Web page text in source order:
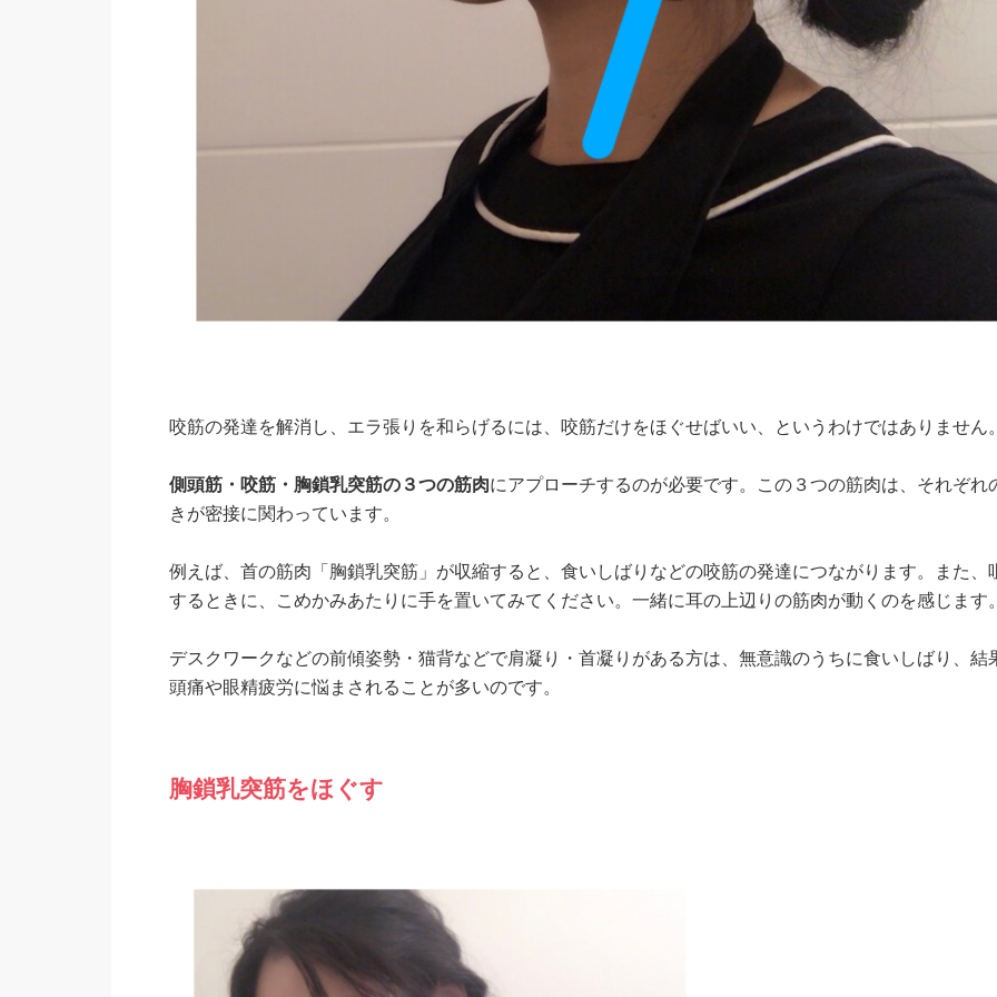
咬筋の発達を解消し、エラ張りを和らげるには、咬筋だけをほぐせばいい、というわけではありません
側頭筋・咬筋・胸鎖乳突筋の３つの筋肉にアプローチするのが必要です。この３つの筋肉は、それぞれ
きが密接に関わっています。
例えば、首の筋肉「胸鎖乳突筋」が収縮すると、食いしばりなどの咬筋の発達につながります。また、
するときに、こめかみあたりに手を置いてみてください。一緒に耳の上辺りの筋肉が動くのを感じます
デスクワークなどの前傾姿勢・猫背などで肩凝り・首凝りがある方は、無意識のうちに食いしばり、結
頭痛や眼精疲労に悩まされることが多いのです。
胸鎖乳突筋をほぐす